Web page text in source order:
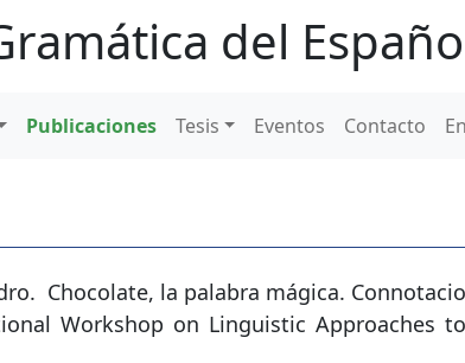
del
Publicaciones Tesis Eventos Contacto
Chocolate, la palabra mágica.
Workshop on Linguistic Approaches